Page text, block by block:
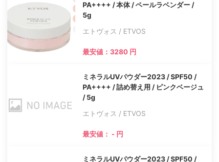
PA++++ / 本体 / ペールラベンダー /
5g
エトヴォス / ETVOS
最安値：3280 円
ミネラルUVパウダー2023 / SPF50 /
PA++++ / 詰め替え用 / ピンクベージュ
/ 5g
エトヴォス / ETVOS
最安値： - 円
ミネラルUVパウダー2023 / SPF50 /